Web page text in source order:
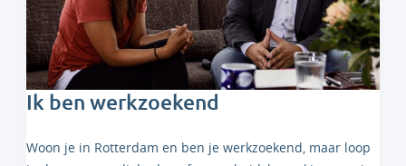
Ik ben werkzoekend
Woon je in Rotterdam en ben je werkzoekend, maar loop